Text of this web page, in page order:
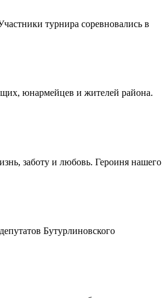
турнира соревновались в
юнармейцев и жителей района.
заботу и любовь. Героиня нашего
Бутурлиновского